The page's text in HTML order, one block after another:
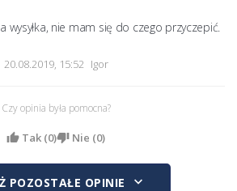
wysyłka, nie mam się do czego przyczepić.
20.08.2019, 15:52 Igor
Czy opinia była pomocna?
Tak (0) Nie (0)
POZOSTAŁE OPINIE keyboard_arrow_down